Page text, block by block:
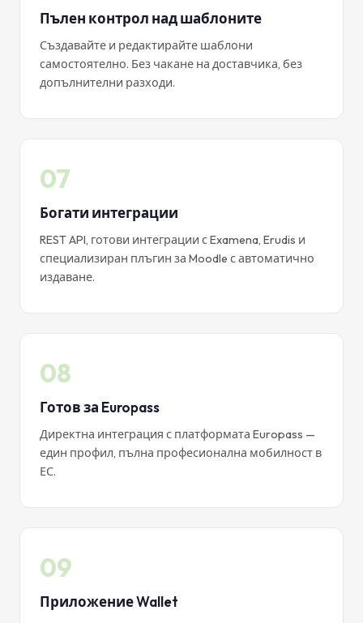
Пълен контрол над шаблоните
Създавайте и редактирайте шаблони
самостоятелно. Без чакане на доставчика, без
допълнителни разходи.
07
Богати интеграции
REST API, готови интеграции с Examena, Erudis и
специализиран плъгин за Moodle с автоматично
издаване.
08
Готов за Europass
Директна интеграция с платформата Europass —
един профил, пълна професионална мобилност в
ЕС.
09
Приложение Wallet